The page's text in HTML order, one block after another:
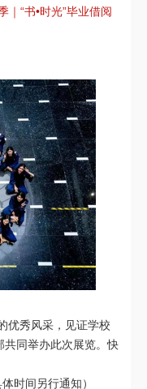
｜“书•时光”毕业借阅
优秀风采，见证学校
共同举办此次展览。快
时间另行通知）